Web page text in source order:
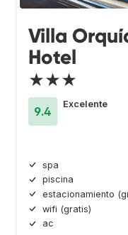
Villa
Hotel
★★★
9.4
Excelente
spa
piscina
estacionamiento
wifi (gratis)
ac